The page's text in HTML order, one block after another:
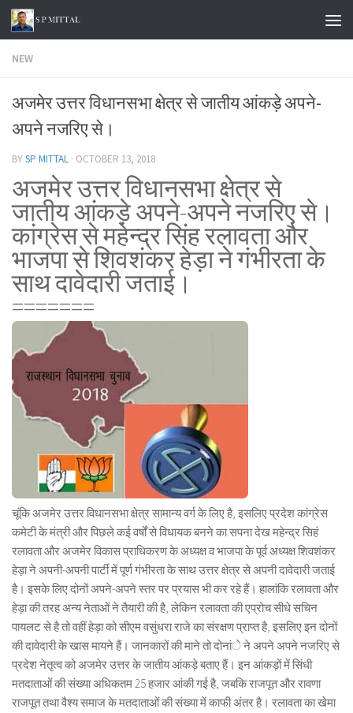
Skip to content
NEW
अजमेर उत्तर विधानसभा क्षेत्र से जातीय आंकड़े अपने-
अपने नजरिए से।
BYSP MITTAL · OCTOBER 13, 2018
अजमेर उत्तर विधानसभा क्षेत्र से
जातीय आंकड़े अपने-अपने नजरिए से।
कांग्रेस से महेन्द्र सिंह रलावता और
भाजपा से शिवशंकर हेड़ा ने गंभीरता के
साथ दावेदारी जताई।
=======
चूंकि अजमेर उत्तर विधानसभा क्षेत्र सामान्य वर्ग के लिए है, इसलिए प्रदेश कांग्रेस
कमेटी के मंत्री और पिछले कई वर्षों से विधायक बनने का सपना देख महेन्द्र सिहं
रलावता और अजमेर विकास प्राधिकरण के अध्यक्ष व भाजपा के पूर्व अध्यक्ष शिवशंकर
हेड़ा ने अपनी-अपनी पार्टी में पूर्ण गंभीरता के साथ उत्तर क्षेत्र से अपनी दावेदारी जताई
है। इसके लिए दोनों अपने-अपने स्तर पर प्रयास भी कर रहे हैं। हालांकि रलावता और
हेड़ा की तरह अन्य नेताओं ने तैयारी की है, लेकिन रलावता की एप्रोच सीधे सचिन
पायलट से है तो वहीं हेड़ा को सीएम वसुंधरा राजे का संरक्षण प्राप्त है, इसलिए इन दोनों
की दावेदारी के खास मायने हैं। जानकारों की माने तो दोनांे ने अपने अपने नजरिए से
प्रदेश नेतृत्व को अजमेर उत्तर के जातीय आंकड़े बताए हैं। इन आंकड़ों में सिंधी
मतदाताओं की संख्या अधिकतम 25 हजार आंकी गई है, जबकि राजपूत और रावणा
राजपूत तथा वैश्य समाज के मतदाताओं की संख्या में काफी अंतर है। रलावता का खेमा